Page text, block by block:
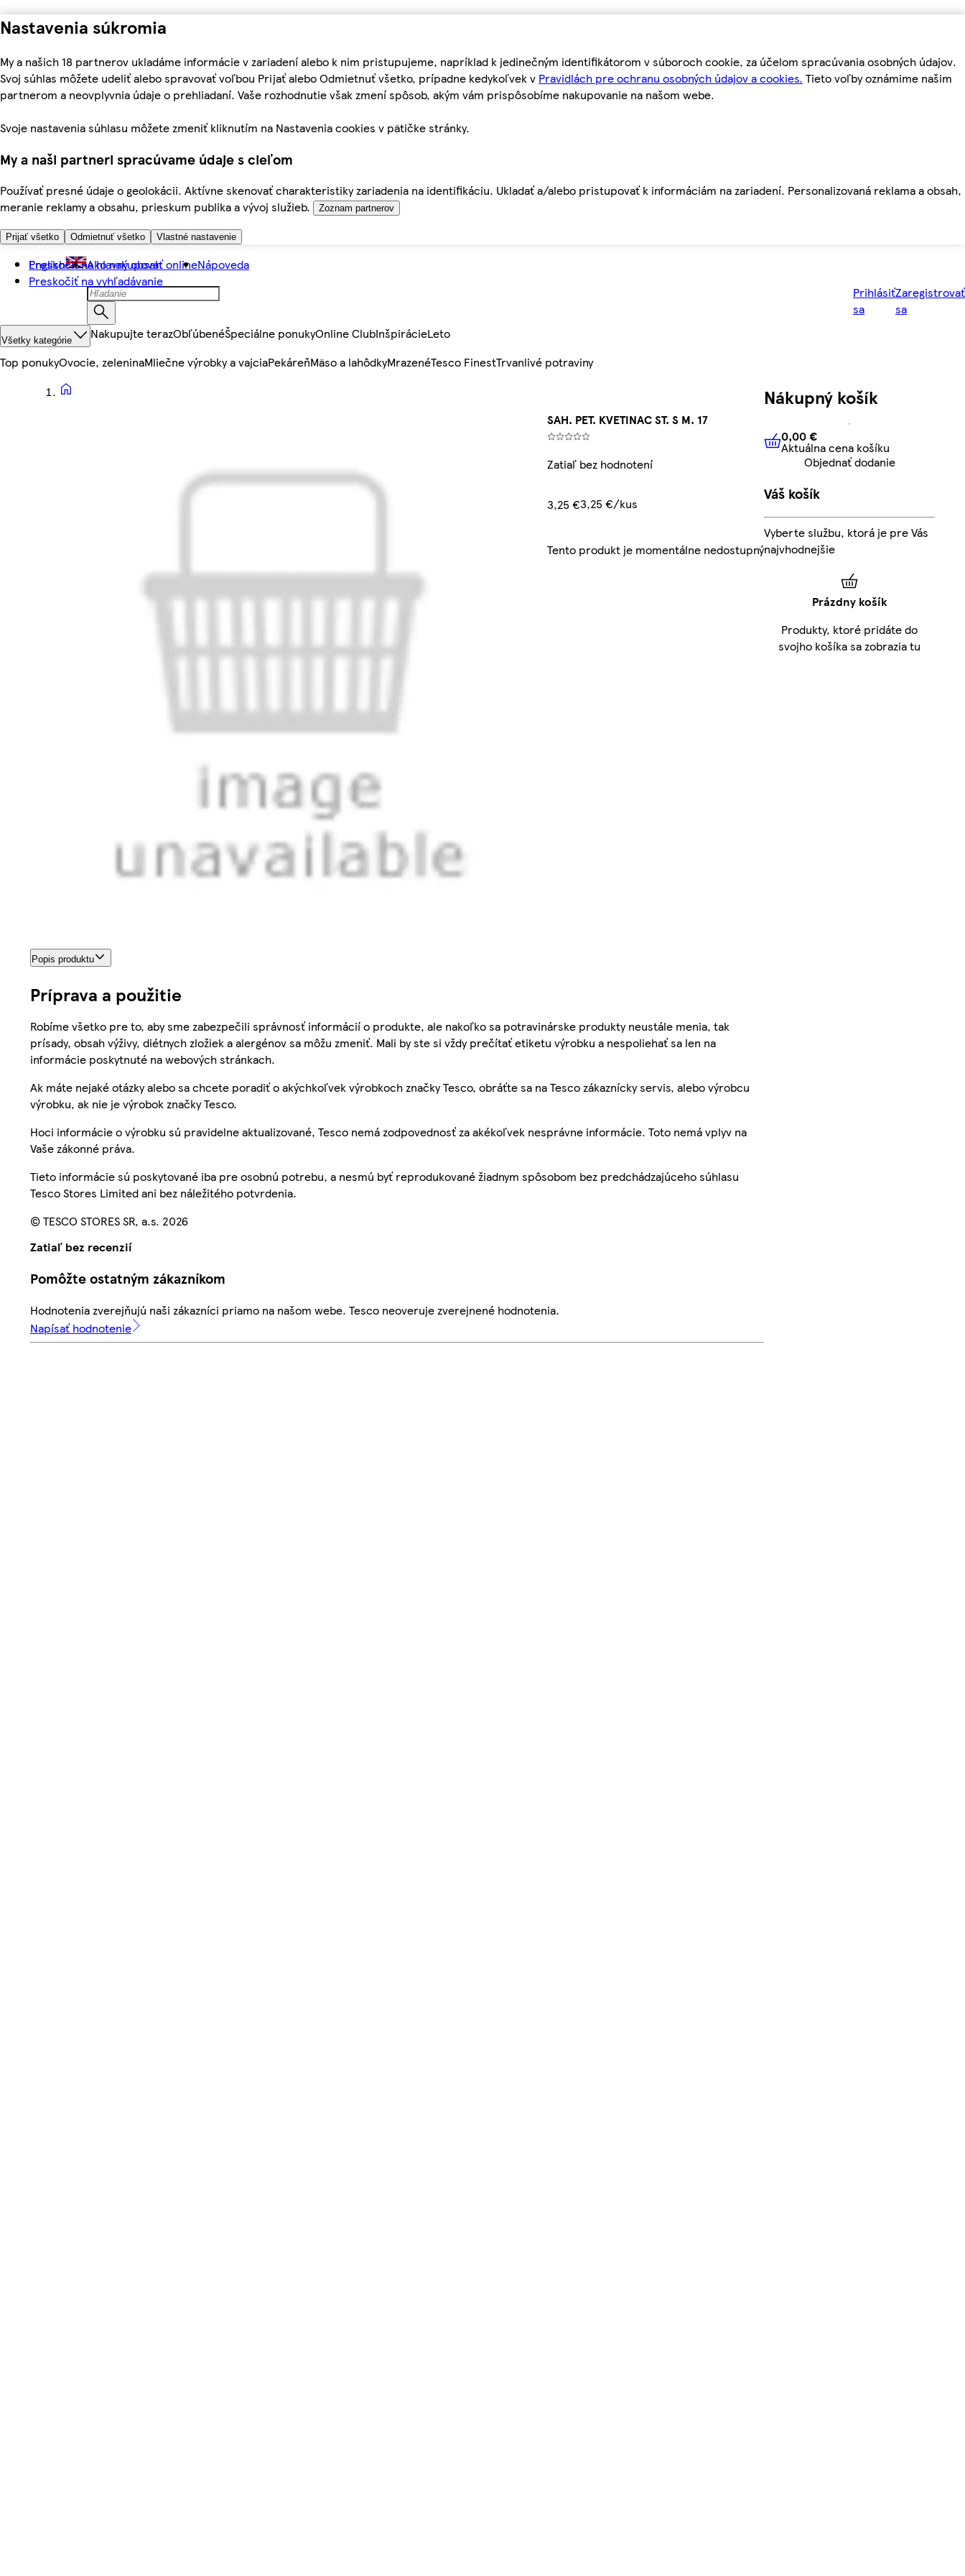
Nastavenia súkromia
My a našich 18 partnerov ukladáme informácie v zariadení alebo k nim pristupujeme, napríklad k jedinečným identifikátorom v súboroch cookie, za účelom spracúvania osobných údajov.
Svoj súhlas môžete udeliť alebo spravovať voľbou Prijať alebo Odmietnuť všetko, prípadne kedykoľvek v Pravidlách pre ochranu osobných údajov a cookies. Tieto voľby oznámime našim
partnerom a neovplyvnia údaje o prehliadaní. Vaše rozhodnutie však zmení spôsob, akým vám prispôsobíme nakupovanie na našom webe.
Svoje nastavenia súhlasu môžete zmeniť kliknutím na Nastavenia cookies v pätičke stránky.
My a naši partneri spracúvame údaje s cieľom
Používať presné údaje o geolokácii. Aktívne skenovať charakteristiky zariadenia na identifikáciu. Ukladať a/alebo pristupovať k informáciám na zariadení. Personalizovaná reklama a obsah,
meranie reklamy a obsahu, prieskum publika a vývoj služieb.
Zoznam partnerov
Prijať všetko Odmietnuť všetko Vlastné nastavenie
Preskočiť na hlavný obsah
Preskočiť na vyhľadávanie
English Ako nakupovať onlineNápoveda
Prihlásiť
sa
Zaregistrovať
sa
Všetky kategórie Nakupujte terazObľúbenéŠpeciálne ponukyOnline ClubInšpirácieLeto
Top ponukyOvocie, zeleninaMliečne výrobky a vajciaPekáreňMäso a lahôdkyMrazenéTesco FinestTrvanlivé potraviny
SAH. PET. KVETINAC ST. S M. 17
Zatiaľ bez hodnotení
3,25 €3,25 €/kus
Tento produkt je momentálne nedostupný
Popis produktu
Príprava a použitie
Robíme všetko pre to, aby sme zabezpečili správnosť informácií o produkte, ale nakoľko sa potravinárske produkty neustále menia, tak
prísady, obsah výživy, diétnych zložiek a alergénov sa môžu zmeniť. Mali by ste si vždy prečítať etiketu výrobku a nespoliehať sa len na
informácie poskytnuté na webových stránkach.
Ak máte nejaké otázky alebo sa chcete poradiť o akýchkoľvek výrobkoch značky Tesco, obráťte sa na Tesco zákaznícky servis, alebo výrobcu
výrobku, ak nie je výrobok značky Tesco.
Hoci informácie o výrobku sú pravidelne aktualizované, Tesco nemá zodpovednosť za akékoľvek nesprávne informácie. Toto nemá vplyv na
Vaše zákonné práva.
Tieto informácie sú poskytované iba pre osobnú potrebu, a nesmú byť reprodukované žiadnym spôsobom bez predchádzajúceho súhlasu
Tesco Stores Limited ani bez náležitého potvrdenia.
© TESCO STORES SR, a.s. 2026
Zatiaľ bez recenzií
Pomôžte ostatným zákazníkom
Hodnotenia zverejňujú naši zákazníci priamo na našom webe. Tesco neoveruje zverejnené hodnotenia.
Napísať hodnotenie
Nákupný košík
0,00 € Aktuálna cena košíku
0,00 €
Aktuálna cena košíku
Objednať dodanie
Váš košík
Vyberte službu, ktorá je pre Vás
najvhodnejšie
Prázdny košík
Produkty, ktoré pridáte do
svojho košíka sa zobrazia tu